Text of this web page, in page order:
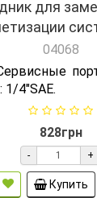
для
04068
4"SAE.
828грн
- +
Купить